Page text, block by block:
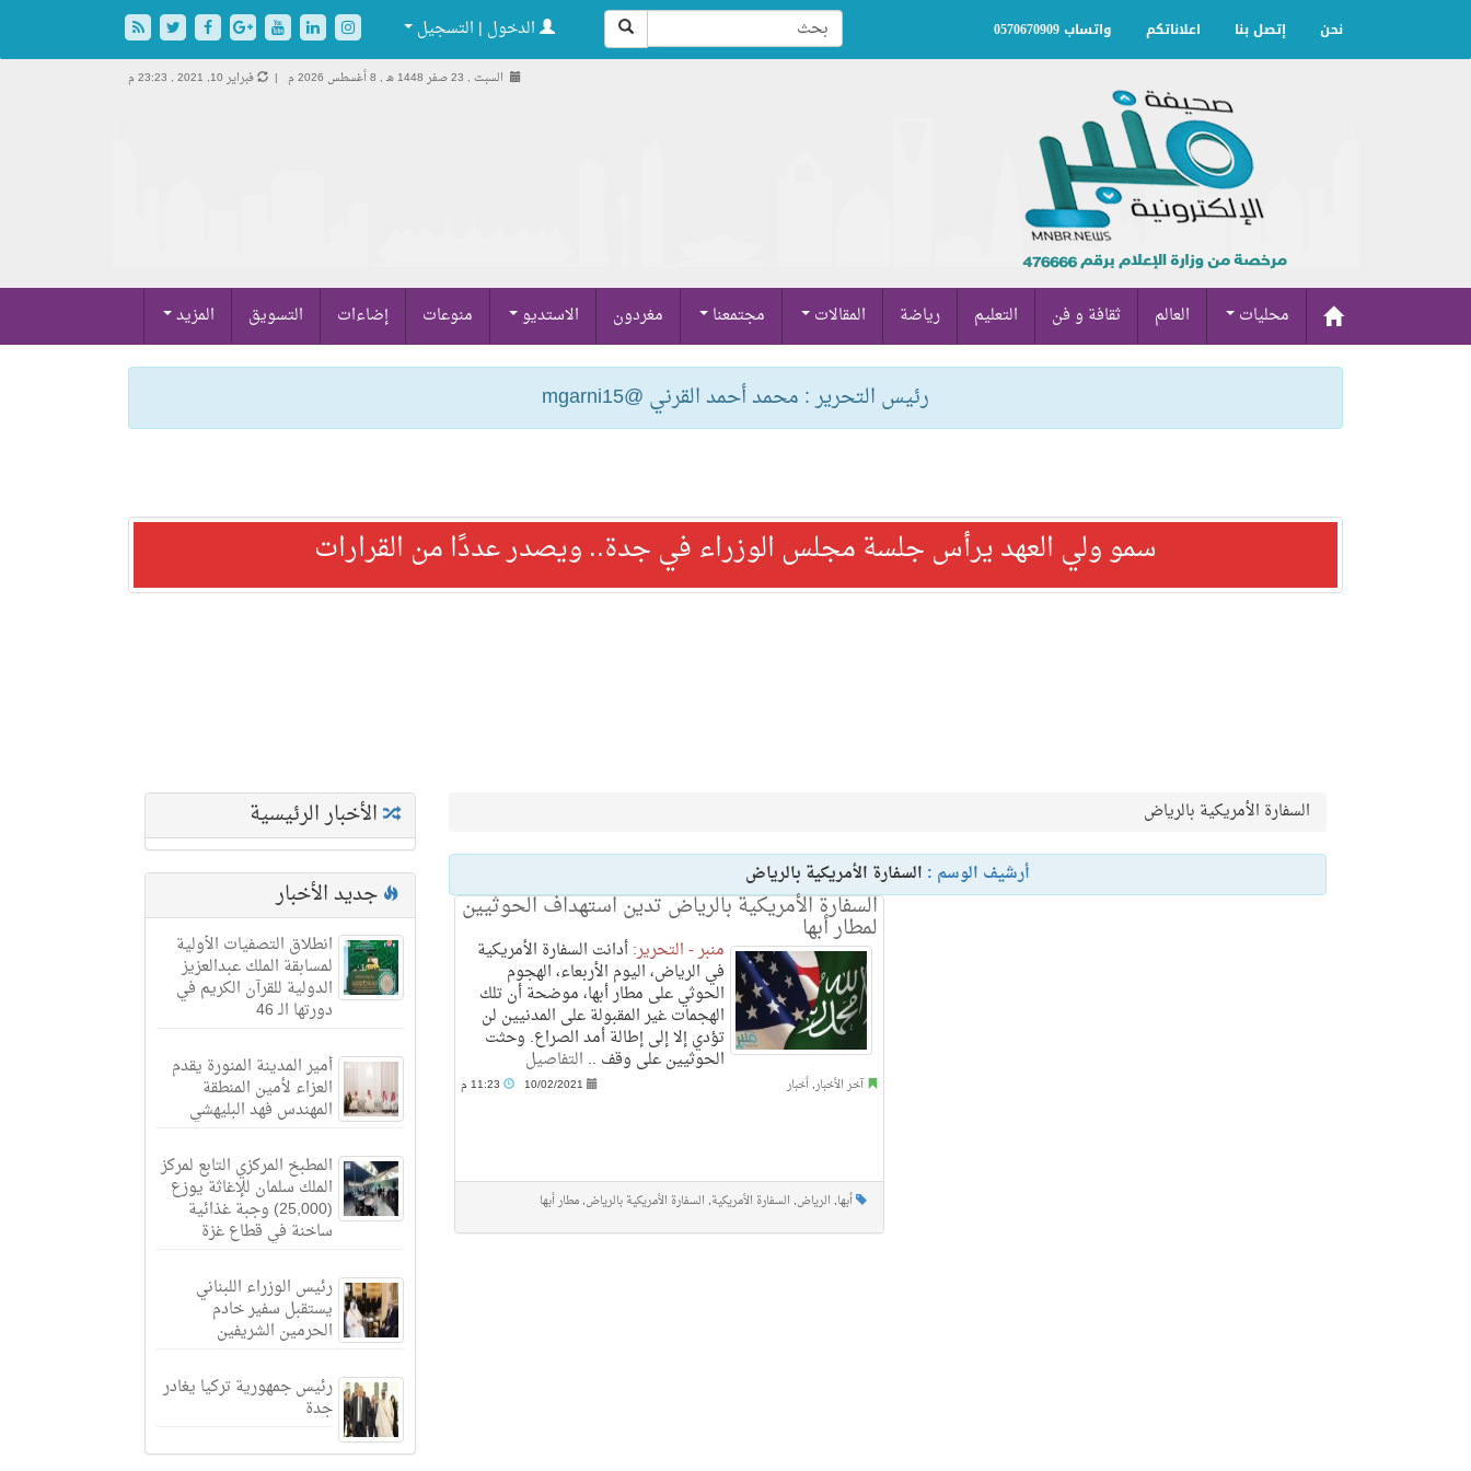
نحن إتصل بنا اعلاناتكم واتساب 0570670909 الدخول | التسجيل
السبت , 23 صفر 1448 هـ , 8 أغسطس 2026 م | فبراير 10, 2021 , 23:23 م
محليات العالم ثقافة و فن التعليم رياضة المقالات مجتمعنا مغردون الاستديو منوعات إضاءات التسويق المزيد
رئيس التحرير : محمد أحمد القرني @mgarni15
سمو ولي العهد يرأس جلسة مجلس الوزراء في جدة.. ويصدر عددًا من القرارات
الأخبار الرئيسية
جديد الأخبار
انطلاق التصفيات الأولية
لمسابقة الملك عبدالعزيز
الدولية للقرآن الكريم في
دورتها الـ 46
أمير المدينة المنورة يقدم
العزاء لأمين المنطقة
المهندس فهد البليهشي
المطبخ المركزي التابع لمركز
الملك سلمان للإغاثة يوزع
(25,000) وجبة غذائية
ساخنة في قطاع غزة
رئيس الوزراء اللبناني
يستقبل سفير خادم
الحرمين الشريفين
رئيس جمهورية تركيا يغادر
جدة
السفارة الأمريكية بالرياض
أرشيف الوسم : السفارة الأمريكية بالرياض
السفارة الأمريكية بالرياض تدين استهداف الحوثيين
لمطار أبها
منبر - التحرير:أدانت السفارة الأمريكية
في الرياض، اليوم الأربعاء، الهجوم
الحوثي على مطار أبها، موضحة أن تلك
الهجمات غير المقبولة على المدنيين لن
تؤدي إلا إلى إطالة أمد الصراع. وحثت
الحوثيين على وقف .. التفاصيل
آخر الأخبار,أخبار 10/02/2021
أبها, الرياض, السفارة الأمريكية, السفارة الأمريكية بالرياض,مطار أبها